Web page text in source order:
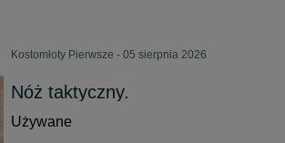
Kostomłoty Pierwsze - 05 sierpnia 2026
Nóż taktyczny.
Używane